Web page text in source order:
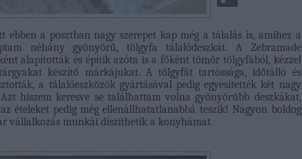
ebben a posztban nagy szerepet kap még a tálalás is, amihez a
néhány gyönyörű, tölgyfa tálalódeszkát. A Zebramade
alapították és építik azóta is a főként tömör tölgyfából, kézzel
készítő márkájukat. A tölgyfát tartóssága, időtálló és
a tálalóeszközök gyártásával pedig egyesítették két nagy
hiszem keresve se találhattam volna gyönyörűbb deszkákat,
ételeket pedig még ellenállhatatlanabbá teszik! Nagyon boldog
vállalkozás munkái díszíthetik a konyhámat.